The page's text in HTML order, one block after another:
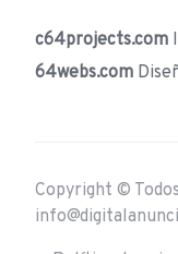
c64projects.com
64webs.com
Copyright ©